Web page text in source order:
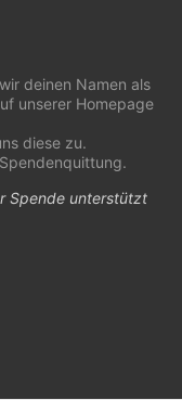
deinen Namen als
unserer Homepage
diese zu.
Spende unterstützt